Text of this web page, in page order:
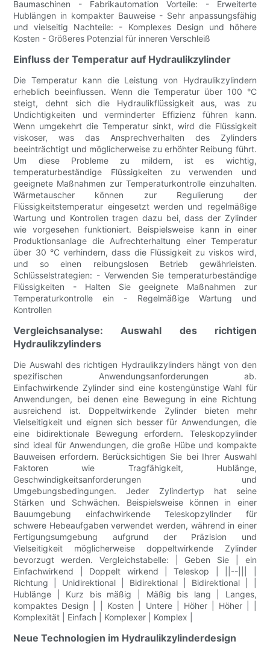
Baumaschinen - Fabrikautomation Vorteile: - Erweiterte
Hublängen in kompakter Bauweise - Sehr anpassungsfähig
und vielseitig Nachteile: - Komplexes Design und höhere
Kosten - Größeres Potenzial für inneren Verschleiß
Einfluss der Temperatur auf Hydraulikzylinder
Die Temperatur kann die Leistung von Hydraulikzylindern
erheblich beeinflussen. Wenn die Temperatur über 100 °C
steigt, dehnt sich die Hydraulikflüssigkeit aus, was zu
Undichtigkeiten und verminderter Effizienz führen kann.
Wenn umgekehrt die Temperatur sinkt, wird die Flüssigkeit
viskoser, was das Ansprechverhalten des Zylinders
beeinträchtigt und möglicherweise zu erhöhter Reibung führt.
Um diese Probleme zu mildern, ist es wichtig,
temperaturbeständige Flüssigkeiten zu verwenden und
geeignete Maßnahmen zur Temperaturkontrolle einzuhalten.
Wärmetauscher können zur Regulierung der
Flüssigkeitstemperatur eingesetzt werden und regelmäßige
Wartung und Kontrollen tragen dazu bei, dass der Zylinder
wie vorgesehen funktioniert. Beispielsweise kann in einer
Produktionsanlage die Aufrechterhaltung einer Temperatur
über 30 °C verhindern, dass die Flüssigkeit zu viskos wird,
und so einen reibungslosen Betrieb gewährleisten.
Schlüsselstrategien: - Verwenden Sie temperaturbeständige
Flüssigkeiten - Halten Sie geeignete Maßnahmen zur
Temperaturkontrolle ein - Regelmäßige Wartung und
Kontrollen
Vergleichsanalyse: Auswahl des richtigen
Hydraulikzylinders
Die Auswahl des richtigen Hydraulikzylinders hängt von den
spezifischen Anwendungsanforderungen ab.
Einfachwirkende Zylinder sind eine kostengünstige Wahl für
Anwendungen, bei denen eine Bewegung in eine Richtung
ausreichend ist. Doppeltwirkende Zylinder bieten mehr
Vielseitigkeit und eignen sich besser für Anwendungen, die
eine bidirektionale Bewegung erfordern. Teleskopzylinder
sind ideal für Anwendungen, die große Hübe und kompakte
Bauweisen erfordern. Berücksichtigen Sie bei Ihrer Auswahl
Faktoren wie Tragfähigkeit, Hublänge,
Geschwindigkeitsanforderungen und
Umgebungsbedingungen. Jeder Zylindertyp hat seine
Stärken und Schwächen. Beispielsweise können in einer
Bauumgebung einfachwirkende Teleskopzylinder für
schwere Hebeaufgaben verwendet werden, während in einer
Fertigungsumgebung aufgrund der Präzision und
Vielseitigkeit möglicherweise doppeltwirkende Zylinder
bevorzugt werden. Vergleichstabelle: | Geben Sie | ein
Einfachwirkend | Doppelt wirkend | Teleskop | ||--||| |
Richtung | Unidirektional | Bidirektional | Bidirektional | |
Hublänge | Kurz bis mäßig | Mäßig bis lang | Langes,
kompaktes Design | | Kosten | Untere | Höher | Höher | |
Komplexität | Einfach | Komplexer | Komplex |
Neue Technologien im Hydraulikzylinderdesign